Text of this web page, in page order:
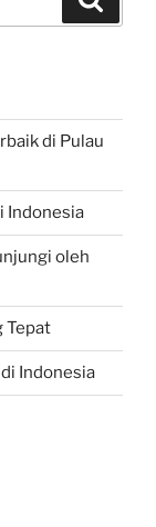
di Pulau
Indonesia
oleh
Tepat
Indonesia